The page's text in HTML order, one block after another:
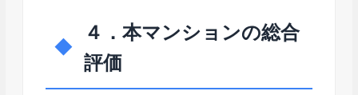
４．本マンションの総合
評価